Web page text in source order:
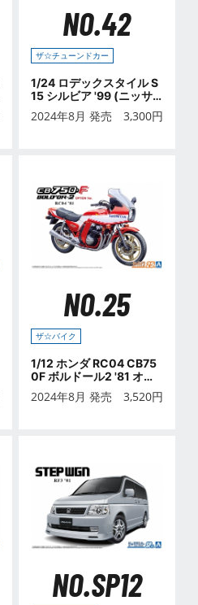
NO.42
ザ☆チューンドカー
1/24 ロデックスタイル S
15 シルビア '99 (ニッサ
2024年8月 発売 3,300円
NO.25
ザ☆バイク
1/12 ホンダ RC04 CB75
0F ボルドール2 '81 オプ
ション仕様
2024年8月 発売 3,520円
NO.SP12